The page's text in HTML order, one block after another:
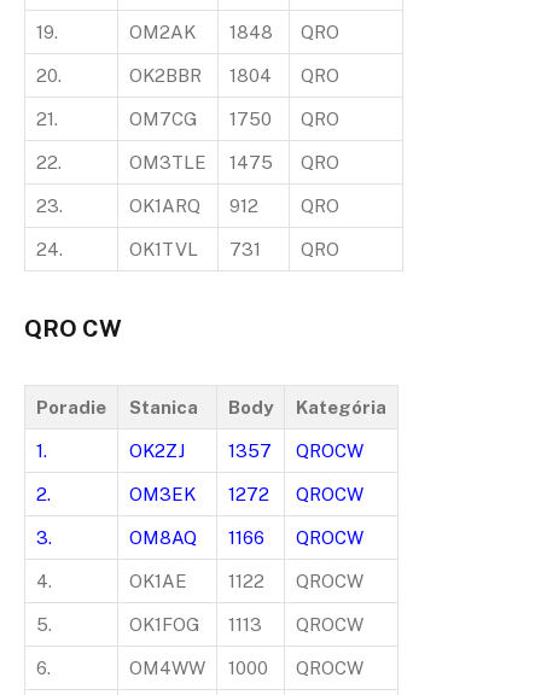
19. OM2AK 1848 QRO
20. OK2BBR 1804 QRO
21. OM7CG 1750 QRO
22. OM3TLE 1475 QRO
23. OK1ARQ 912 QRO
24. OK1TVL 731 QRO
QRO CW
Poradie Stanica Body Kategória
1. OK2ZJ 1357 QROCW
2. OM3EK 1272 QROCW
3. OM8AQ 1166 QROCW
4. OK1AE 1122 QROCW
5. OK1FOG 1113 QROCW
6. OM4WW 1000 QROCW